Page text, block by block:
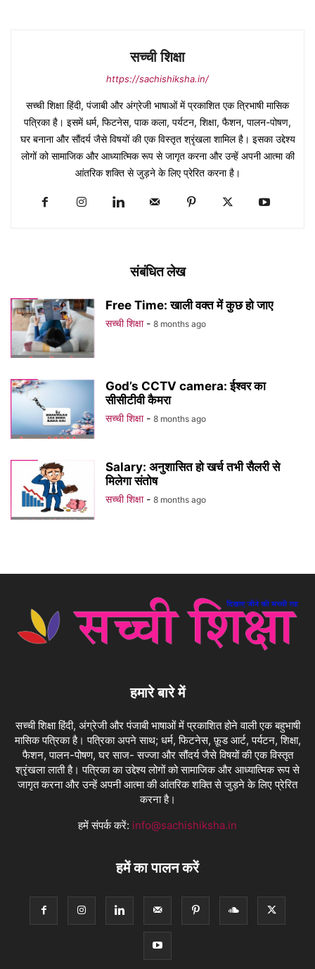
सच्ची शिक्षा
https://sachishiksha.in/
सच्ची शिक्षा हिंदी, पंजाबी और अंग्रेजी भाषाओं में प्रकाशित एक त्रिभाषी मासिक
पत्रिका है। इसमें धर्म, फिटनेस, पाक कला, पर्यटन, शिक्षा, फैशन, पालन-पोषण,
घर बनाना और सौंदर्य जैसे विषयों की एक विस्तृत श्रृंखला शामिल है। इसका उद्देश्य
लोगों को सामाजिक और आध्यात्मिक रूप से जागृत करना और उन्हें अपनी आत्मा की
आंतरिक शक्ति से जुड़ने के लिए प्रेरित करना है।
संबंधित लेख
Free Time: खाली वक्त में कुछ हो जाए
सच्ची शिक्षा - 8 months ago
God’s CCTV camera: ईश्वर का
सीसीटीवी कैमरा
सच्ची शिक्षा - 8 months ago
Salary: अनुशासित हो खर्च तभी सैलरी से
मिलेगा संतोष
सच्ची शिक्षा - 8 months ago
हमारे बारे में
सच्ची शिक्षा हिंदी, अंग्रेजी और पंजाबी भाषाओं में प्रकाशित होने वाली एक बहुभाषी
मासिक पत्रिका है। पत्रिका अपने साथ; धर्म, फिटनेस, फ़ूड आर्ट, पर्यटन, शिक्षा,
फैशन, पालन-पोषण, घर साज- सज्जा और सौंदर्य जैसे विषयों की एक विस्तृत
श्रृंखला लाती है। पत्रिका का उद्देश्य लोगों को सामाजिक और आध्यात्मिक रूप से
जागृत करना और उन्हें अपनी आत्मा की आंतरिक शक्ति से जुड़ने के लिए प्रेरित
करना है।
हमें संपर्क करें: info@sachishiksha.in
हमें का पालन करें